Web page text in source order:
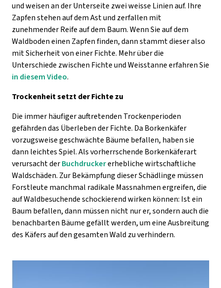
und weisen an der Unterseite zwei weisse Linien auf. Ihre
Zapfen stehen auf dem Ast und zerfallen mit
zunehmender Reife auf dem Baum. Wenn Sie auf dem
Waldboden einen Zapfen finden, dann stammt dieser also
mit Sicherheit von einer Fichte. Mehr über die
Unterschiede zwischen Fichte und Weisstanne erfahren Sie
in diesem Video.
Trockenheit setzt der Fichte zu
Die immer häufiger auftretenden Trockenperioden
gefährden das Überleben der Fichte. Da Borkenkäfer
vorzugsweise geschwächte Bäume befallen, haben sie
dann leichtes Spiel. Als vorherrschende Borkenkäferart
verursacht derBuchdruckererhebliche wirtschaftliche
Waldschäden. Zur Bekämpfung dieser Schädlinge müssen
Forstleute manchmal radikale Massnahmen ergreifen, die
auf Waldbesuchende schockierend wirken können: Ist ein
Baum befallen, dann müssen nicht nur er, sondern auch die
benachbarten Bäume gefällt werden, um eine Ausbreitung
des Käfers auf den gesamten Wald zu verhindern.